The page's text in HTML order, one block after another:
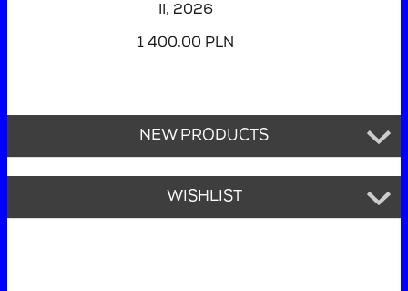
II, 2026
1 400,00 PLN
NEW PRODUCTS
WISHLIST